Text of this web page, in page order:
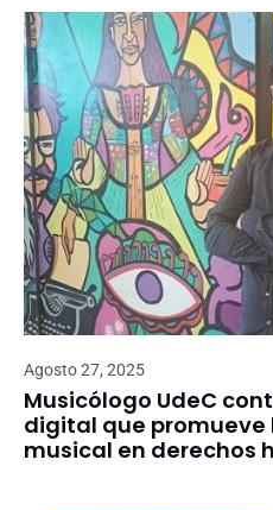
Agosto 27, 2025
Musicólogo UdeC
digital que promueve
musical en derechos